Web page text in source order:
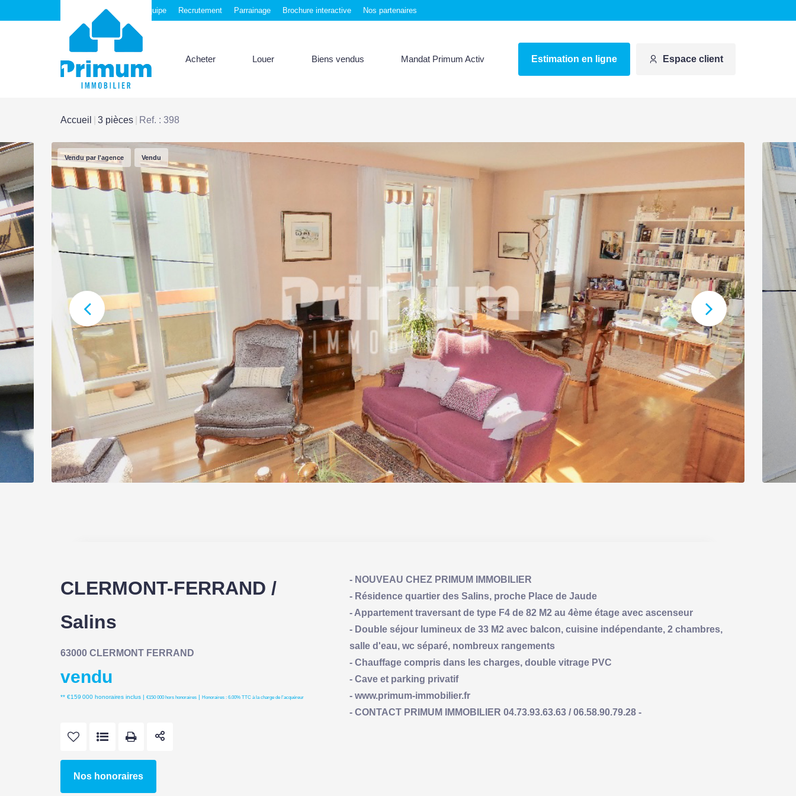
Nos agences Notre équipe Recrutement Parrainage Brochure interactive Nos partenaires
Acheter Louer Biens vendus Mandat Primum Activ Estimation en ligne Espace client
Accueil 3 pièces Ref. : 398
Vendu par l'agence Vendu
CLERMONT-FERRAND /
Salins
63000 CLERMONT FERRAND
vendu
** €159 000 honoraires inclus | €150 000 hors honoraires | Honoraires : 6.00% TTC à la charge de l'acquéreur
Nos honoraires
- NOUVEAU CHEZ PRIMUM IMMOBILIER
- Résidence quartier des Salins, proche Place de Jaude
- Appartement traversant de type F4 de 82 M2 au 4ème étage avec ascenseur
- Double séjour lumineux de 33 M2 avec balcon, cuisine indépendante, 2 chambres,
salle d'eau, wc séparé, nombreux rangements
- Chauffage compris dans les charges, double vitrage PVC
- Cave et parking privatif
- www.primum-immobilier.fr
- CONTACT PRIMUM IMMOBILIER 04.73.93.63.63 / 06.58.90.79.28 -